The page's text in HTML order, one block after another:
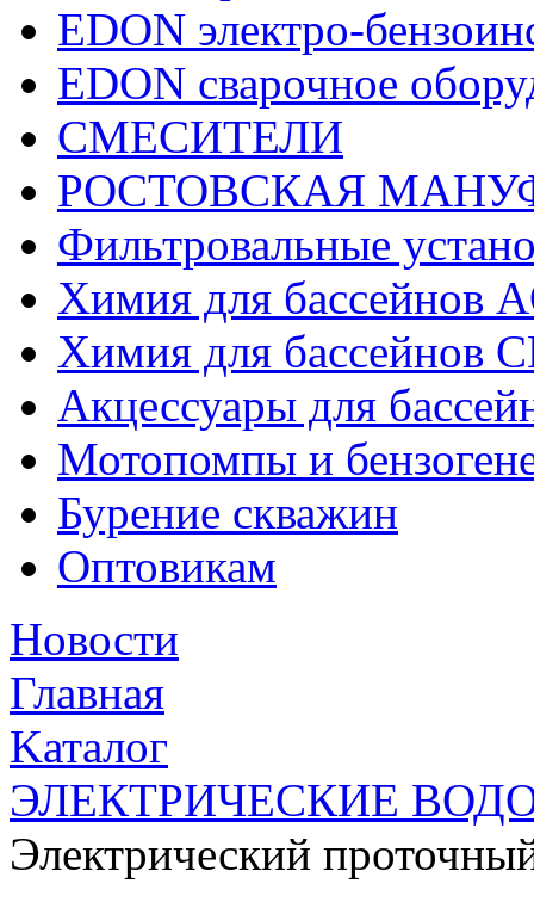
EDON электро-
EDON сварочное
СМЕСИТЕЛИ
РОСТОВСКАЯ
Фильтровальные
Химия для бассейнов
Химия для бассейнов
Акцессуары для
Мотопомпы и
Бурение скважин
Оптовикам
Новости
Главная
Kаталог
ЭЛЕКТРИЧЕСКИЕ
Электрический